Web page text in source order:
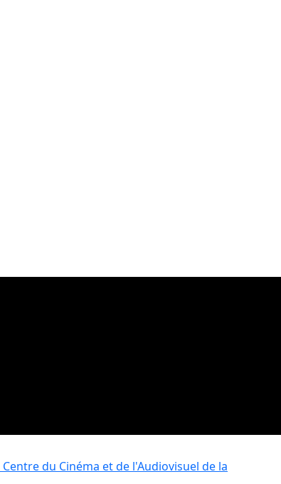
Centre du Cinéma et de l'Audiovisuel de la